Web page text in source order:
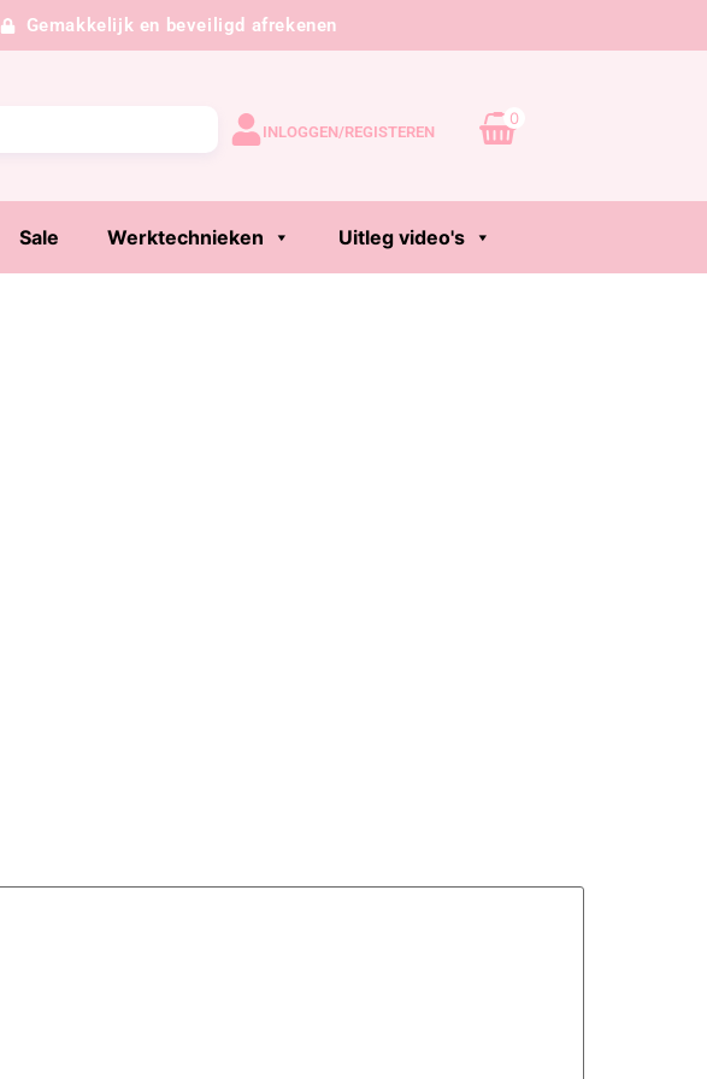
Gemakkelijk en beveiligd afrekenen
INLOGGEN/REGISTEREN
0
Sale Werktechnieken Uitleg video's